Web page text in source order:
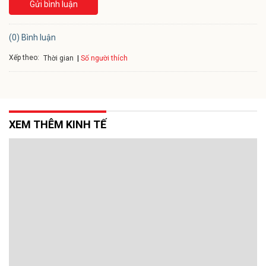
Gửi bình luận
(0) Bình luận
Xếp theo: Thời gian Số người thích
XEM THÊM KINH TẾ